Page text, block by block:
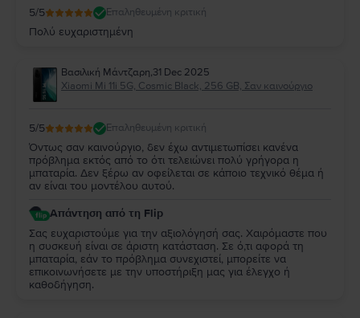
5/5 Επαληθευμένη κριτική
Πολύ ευχαριστημένη
Βασιλική Μάντζαρη,31 Dec 2025
Xiaomi Mi 11i 5G, Cosmic Black, 256 GB, Σαν καινούργιο
5/5 Επαληθευμένη κριτική
Όντως σαν καινούργιο, δεν έχω αντιμετωπίσει κανένα
πρόβλημα εκτός από το ότι τελειώνει πολύ γρήγορα η
μπαταρία. Δεν ξέρω αν οφείλεται σε κάποιο τεχνικό θέμα ή
αν είναι του μοντέλου αυτού.
Απάντηση από τη Flip
Σας ευχαριστούμε για την αξιολόγησή σας. Χαιρόμαστε που
η συσκευή είναι σε άριστη κατάσταση. Σε ό,τι αφορά τη
μπαταρία, εάν το πρόβλημα συνεχιστεί, μπορείτε να
επικοινωνήσετε με την υποστήριξη μας για έλεγχο ή
καθοδήγηση.